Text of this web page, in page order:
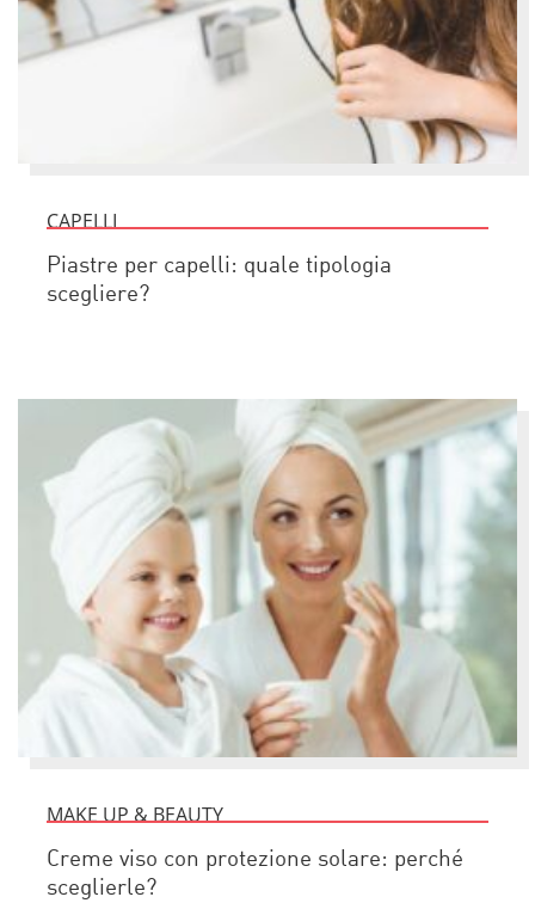
CAPELLI
Piastre per capelli: quale tipologia
scegliere?
MAKE UP & BEAUTY
Creme viso con protezione solare: perché
sceglierle?